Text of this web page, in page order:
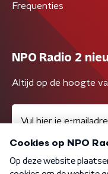
Frequenties
NPO Radio 2
Altijd op de hoogte